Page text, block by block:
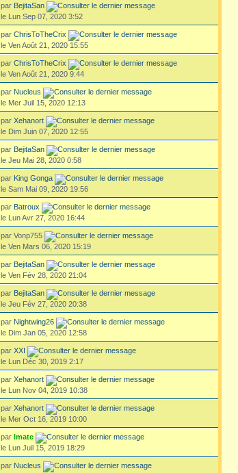
par BejitaSan
le Lun Sep 07, 2020 3:52
par ChrisToTheCrix
le Ven Août 21, 2020 15:55
par ChrisToTheCrix
le Ven Août 21, 2020 9:44
par Nucleus
le Mer Juil 15, 2020 12:13
par Xehanort
le Dim Juin 07, 2020 12:55
par BejitaSan
le Jeu Mai 28, 2020 0:58
par King Gonga
le Sam Mai 09, 2020 19:56
par Batroux
le Lun Avr 27, 2020 16:44
par Vonp755
le Ven Mars 06, 2020 15:19
par BejitaSan
le Ven Fév 28, 2020 21:04
par BejitaSan
le Jeu Fév 27, 2020 20:38
par Nightwing26
le Dim Jan 05, 2020 12:58
par XXI
le Lun Déc 30, 2019 2:17
par Xehanort
le Lun Nov 04, 2019 10:38
par Xehanort
le Mer Oct 16, 2019 10:00
par Imate
le Lun Juil 15, 2019 18:29
par Nucleus